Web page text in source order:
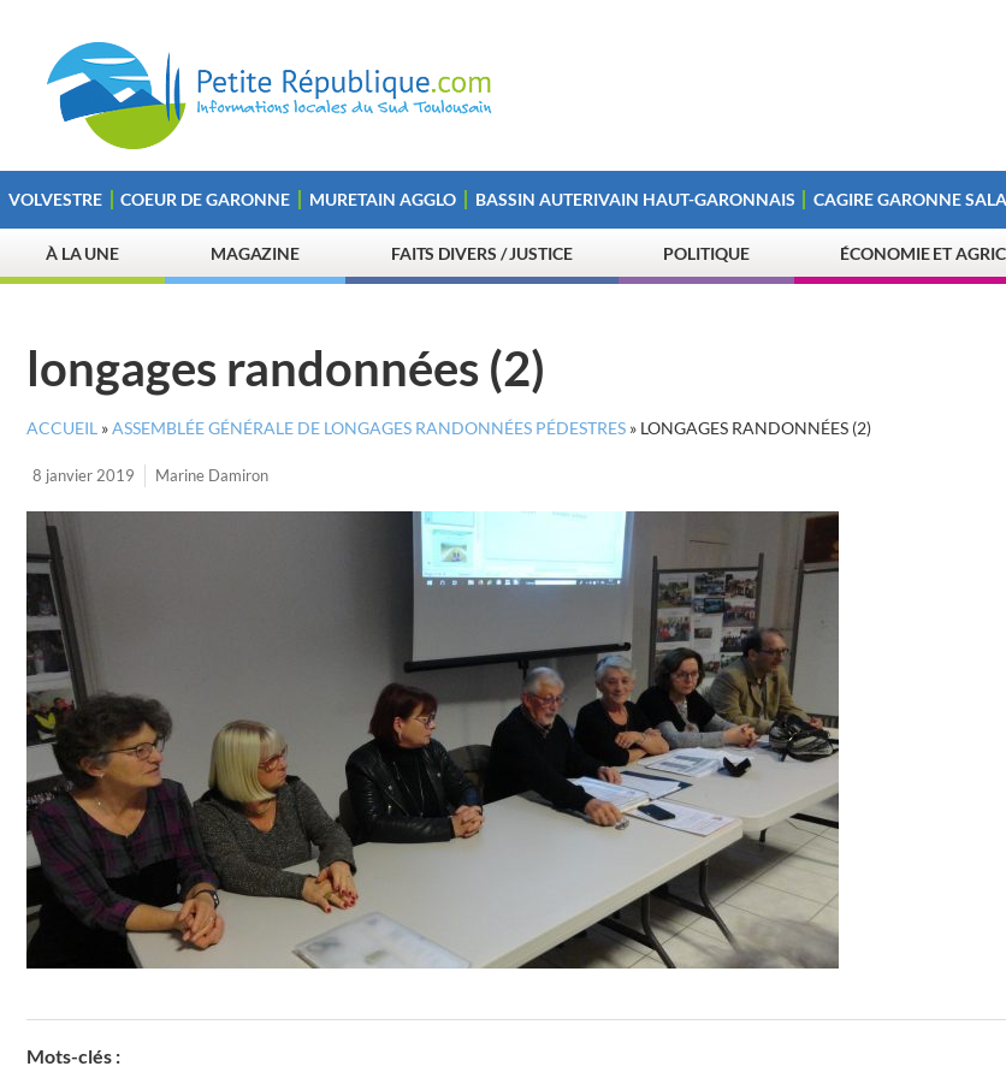
VOLVESTRE COEUR DE GARONNE MURETAIN AGGLO BASSIN AUTERIVAIN HAUT-GARONNAIS CAGIRE GARONNE
À LA UNE MAGAZINE FAITS DIVERS / JUSTICE POLITIQUE ÉCONOMIE ET
longages randonnées (2)
ACCUEIL »ASSEMBLÉE GÉNÉRALE DE LONGAGES RANDONNÉES PÉDESTRES » LONGAGES RANDONNÉES (2)
8 janvier 2019 Marine Damiron
Mots-clés :